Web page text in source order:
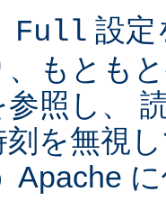
Full 設定
もとも
参照し、
を無視
Apache